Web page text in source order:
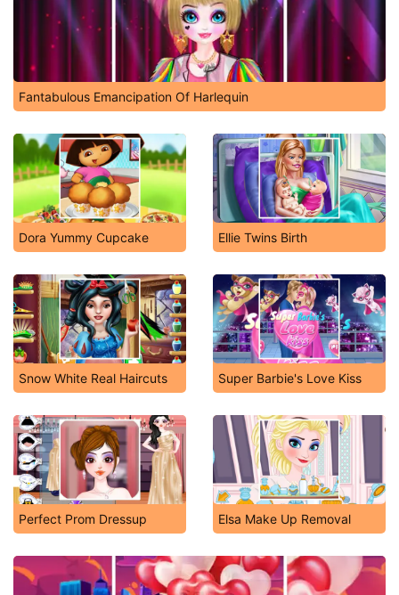
Fantabulous Emancipation Of Harlequin
Dora Yummy Cupcake Ellie Twins Birth
Snow White Real Haircuts Super Barbie's Love Kiss
Perfect Prom Dressup Elsa Make Up Removal